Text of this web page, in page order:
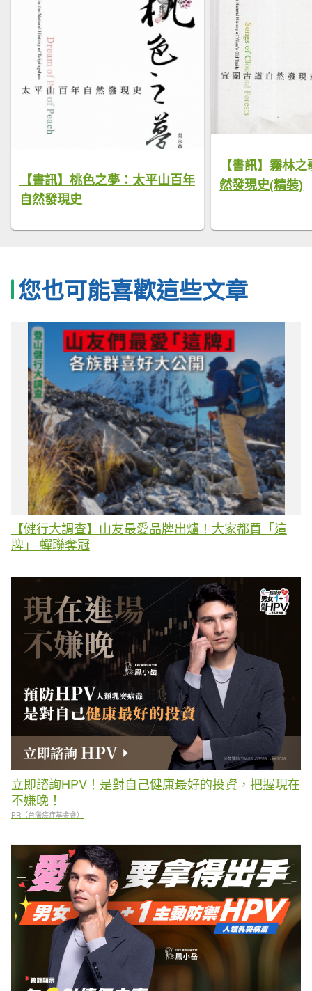
【書訊】桃色之夢：太平山百年
自然發現史
【書訊】霧林
然發現史(精裝)
您也可能喜歡這些文章
【健行大調查】山友最愛品牌出爐！大家都買「這
牌」 蟬聯奪冠
立即諮詢HPV！是對自己健康最好的投資，把握現在
不嫌晚！
PR（台灣癌症基金會）